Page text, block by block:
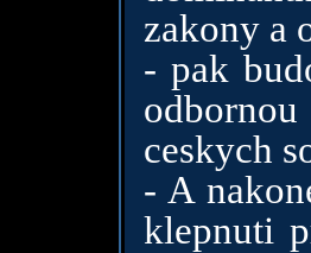
zakony a
- pak
ceskych
- A
klepnuti